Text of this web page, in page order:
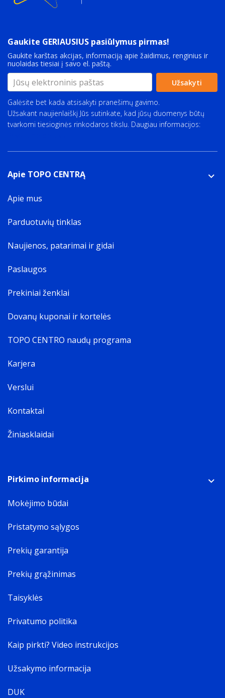
Gaukite GERIAUSIUS pasiūlymus pirmas!
Gaukite karštas akcijas, informaciją apie žaidimus, renginius ir
nuolaidas tiesiai į savo el. paštą.
Užsakyti
Galėsite bet kada atsisakyti pranešimų gavimo.
Užsakant naujienlaiškį Jūs sutinkate, kad jūsų duomenys būtų
tvarkomi tiesioginės rinkodaros tikslu. Daugiau informacijos:
Apie TOPO CENTRĄ
Apie mus
Parduotuvių tinklas
Naujienos, patarimai ir gidai
Paslaugos
Prekiniai ženklai
Dovanų kuponai ir kortelės
TOPO CENTRO naudų programa
Karjera
Verslui
Kontaktai
Žiniasklaidai
Pirkimo informacija
Mokėjimo būdai
Pristatymo sąlygos
Prekių garantija
Prekių grąžinimas
Taisyklės
Privatumo politika
Kaip pirkti? Video instrukcijos
Užsakymo informacija
DUK